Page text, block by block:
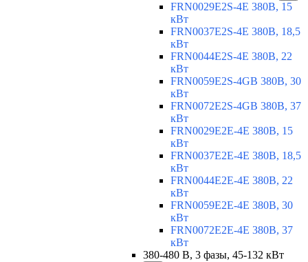
FRN0029E2S-4E 380В, 15
кВт
FRN0037E2S-4E 380В, 18,5
кВт
FRN0044E2S-4E 380В, 22
кВт
FRN0059E2S-4GB 380В, 30
кВт
FRN0072E2S-4GB 380В, 37
кВт
FRN0029E2E-4E 380В, 15
кВт
FRN0037E2E-4E 380В, 18,5
кВт
FRN0044E2E-4E 380В, 22
кВт
FRN0059E2E-4E 380В, 30
кВт
FRN0072E2E-4E 380В, 37
кВт
380-480 В, 3 фазы, 45-132 кВт